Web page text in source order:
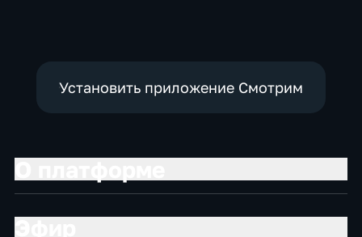
Установить приложение Смотрим